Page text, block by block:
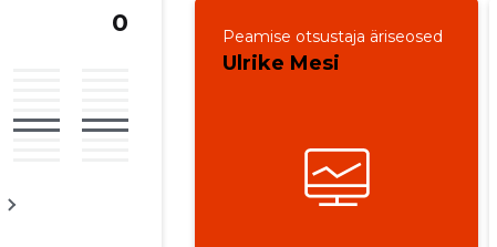
0 Peamise otsustaja äriseosed
Ulrike Mesi